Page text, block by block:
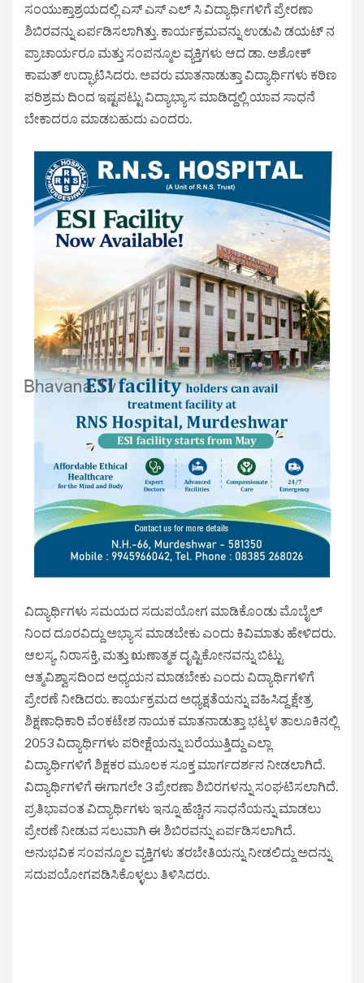
ಸಂಯುಕ್ತಾಶ್ರಯದಲ್ಲಿ ಎಸ್ ಎಸ್ ಎಲ್ ಸಿ ವಿದ್ಯಾರ್ಥಿಗಳಿಗೆ ಪ್ರೇರಣಾ
ಶಿಬಿರವನ್ನು ಏರ್ಪಡಿಸಲಾಗಿತ್ತು. ಕಾರ್ಯಕ್ರಮವನ್ನು ಉಡುಪಿ ಡಯಟ್ ನ
ಪ್ರಾಚಾರ್ಯರೂ ಮತ್ತು ಸಂಪನ್ಮೂಲ ವ್ಯಕ್ತಿಗಳು ಆದ ಡಾ. ಅಶೋಕ್
ಕಾಮತ್ ಉದ್ಘಾಟಿಸಿದರು. ಅವರು ಮಾತನಾಡುತ್ತಾ ವಿದ್ಯಾರ್ಥಿಗಳು ಕಠಿಣ
ಪರಿಶ್ರಮ ದಿಂದ ಇಷ್ಟಪಟ್ಟು ವಿದ್ಯಾಭ್ಯಾಸ ಮಾಡಿದ್ದಲ್ಲಿ ಯಾವ ಸಾಧನೆ
ಬೇಕಾದರೂ ಮಾಡಬಹುದು ಎಂದರು.
ವಿದ್ಯಾರ್ಥಿಗಳು ಸಮಯದ ಸದುಪಯೋಗ ಮಾಡಿಕೊಂಡು ಮೊಬೈಲ್
ನಿಂದ ದೂರವಿದ್ದು ಅಭ್ಯಾಸ ಮಾಡಬೇಕು ಎಂದು ಕಿವಿಮಾತು ಹೇಳಿದರು.
ಆಲಸ್ಯ, ನಿರಾಸಕ್ತಿ, ಮತ್ತು ಋಣಾತ್ಮಕ ದೃಷ್ಟಿಕೋನವನ್ನು ಬಿಟ್ಟು
ಆತ್ಮವಿಶ್ವಾಸದಿಂದ ಅಧ್ಯಯನ ಮಾಡಬೇಕು ಎಂದು ವಿದ್ಯಾರ್ಥಿಗಳಿಗೆ
ಪ್ರೇರಣೆ ನೀಡಿದರು. ಕಾರ್ಯಕ್ರಮದ ಅಧ್ಯಕ್ಷತೆಯನ್ನು ವಹಿಸಿದ್ದ ಕ್ಷೇತ್ರ
ಶಿಕ್ಷಣಾಧಿಕಾರಿ ವೆಂಕಟೇಶ ನಾಯಕ ಮಾತನಾಡುತ್ತಾ ಭಟ್ಕಳ ತಾಲೂಕಿನಲ್ಲಿ
2053 ವಿದ್ಯಾರ್ಥಿಗಳು ಪರೀಕ್ಷೆಯನ್ನು ಬರೆಯುತ್ತಿದ್ದು ಎಲ್ಲಾ
ವಿದ್ಯಾರ್ಥಿಗಳಿಗೆ ಶಿಕ್ಷಕರ ಮೂಲಕ ಸೂಕ್ತ ಮಾರ್ಗದರ್ಶನ ನೀಡಲಾಗಿದೆ.
ವಿದ್ಯಾರ್ಥಿಗಳಿಗೆ ಈಗಾಗಲೇ 3 ಪ್ರೇರಣಾ ಶಿಬಿರಗಳನ್ನು ಸಂಘಟಿಸಲಾಗಿದೆ.
ಪ್ರತಿಭಾವಂತ ವಿದ್ಯಾರ್ಥಿಗಳು ಇನ್ನೂ ಹೆಚ್ಚಿನ ಸಾಧನೆಯನ್ನು ಮಾಡಲು
ಪ್ರೇರಣೆ ನೀಡುವ ಸಲುವಾಗಿ ಈ ಶಿಬಿರವನ್ನು ಏರ್ಪಡಿಸಲಾಗಿದೆ.
ಅನುಭವಿಕ ಸಂಪನ್ಮೂಲ ವ್ಯಕ್ತಿಗಳು ತರಬೇತಿಯನ್ನು ನೀಡಲಿದ್ದು ಅದನ್ನು
ಸದುಪಯೋಗಪಡಿಸಿಕೊಳ್ಳಲು ತಿಳಿಸಿದರು.